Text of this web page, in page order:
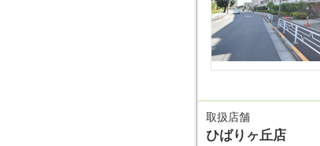
取扱店舗
ひばりヶ丘店